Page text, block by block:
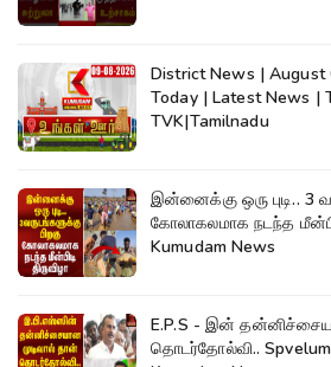
District News | August
Today | Latest News |
TVK|Tamilnadu
இன்னைக்கு ஒரு புடி.. 3
கோலாகலமாக நடந்த
Kumudam News
E.P.S - இன்
தொடர்தோல்வி.. Spvelumani